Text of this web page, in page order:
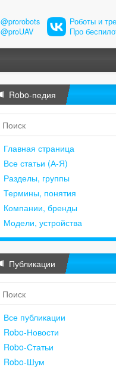
@prorobots
@proUAV
Роботы и
Про
Robo-педия
Главная страница
Все статьи (А-Я)
Разделы, группы
Термины, понятия
Компании, бренды
Модели, устройства
Публикации
Все публикации
Robo-Новости
Robo-Статьи
Robo-Шум